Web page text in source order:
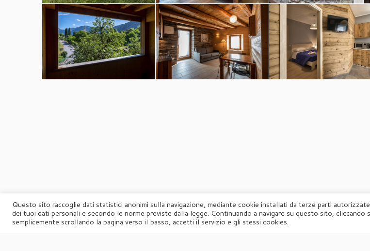
© 2026 Agorà Powered by Designed con il
Questo sito raccoglie dati statistici anonimi sulla navigazione, mediante cookie installati da terze parti
dei tuoi dati personali e secondo le norme previste dalla legge. Continuando a navigare su questo sito, cliccando
semplicemente scrollando la pagina verso il basso, accetti il servizio e gli stessi cookies.